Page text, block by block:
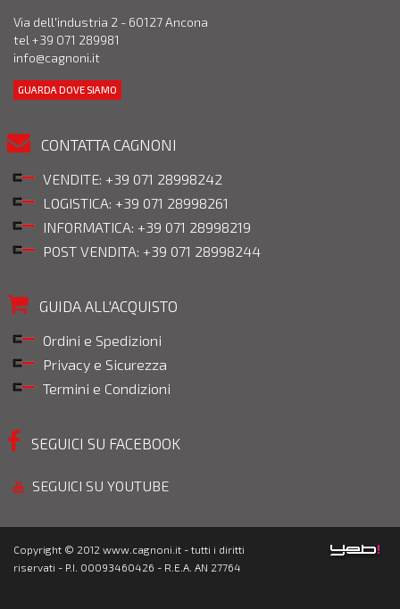
Via dell'industria 2 - 60127 Ancona
tel +39 071 289981
info@cagnoni.it
GUARDA DOVE SIAMO
CONTATTA CAGNONI
VENDITE: +39 071 28998242
LOGISTICA: +39 071 28998261
INFORMATICA: +39 071 28998219
POST VENDITA: +39 071 28998244
GUIDA ALL'ACQUISTO
Ordini e Spedizioni
Privacy e Sicurezza
Termini e Condizioni
SEGUICI SU FACEBOOK
SEGUICI SU YOUTUBE
Copyright © 2012 www.cagnoni.it - tutti i diritti
riservati - P.I. 00093460426 - R.E.A. AN 27764